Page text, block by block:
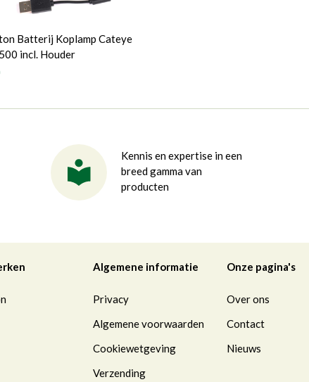
Batterij Koplamp Cateye
incl. Houder
Kennis en expertise in een
breed gamma van
producten
Algemene informatie
Privacy
Algemene voorwaarden
Cookiewetgeving
Verzending
Onze pagina's
Over ons
Contact
Nieuws